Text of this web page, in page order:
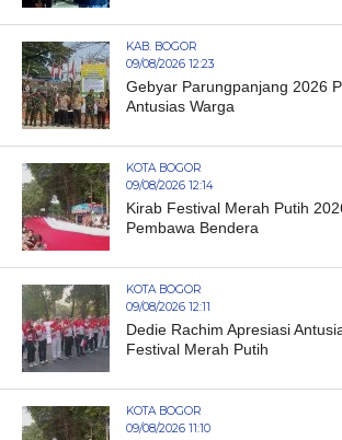
KAB. BOGOR
09/08/2026 12:23
Gebyar Parungpanjang 2026
Antusias Warga
KOTA BOGOR
09/08/2026 12:14
Kirab Festival Merah Putih
Pembawa Bendera
KOTA BOGOR
09/08/2026 12:11
Dedie Rachim Apresiasi
Festival Merah Putih
KOTA BOGOR
09/08/2026 11:10